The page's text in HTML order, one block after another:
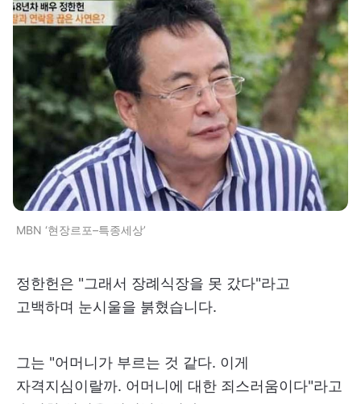
MBN ‘현장르포–특종세상’
정한헌은 "그래서 장례식장을 못 갔다"라고
고백하며 눈시울을 붉혔습니다.
그는 "어머니가 부르는 것 같다. 이게
자격지심이랄까. 어머니에 대한 죄스러움이다"라고